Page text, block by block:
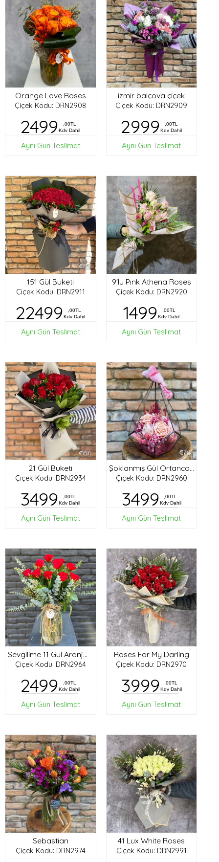
Orange Love Roses
Çiçek Kodu: DRN2908
2499
,00TL
Kdv Dahil
Aynı Gün Teslimat
izmir balçova çiçek
Çiçek Kodu: DRN2909
2999
,00TL
Kdv Dahil
Aynı Gün Teslimat
151 Gül Buketi
Çiçek Kodu: DRN2911
22499
,00TL
Kdv Dahil
Aynı Gün Teslimat
9'lu Pink Athena Roses
Çiçek Kodu: DRN2920
1499
,00TL
Kdv Dahil
Aynı Gün Teslimat
21 Gül Buketi
Çiçek Kodu: DRN2934
3499
,00TL
Kdv Dahil
Aynı Gün Teslimat
Şoklanmış Gül Ortanca Tasarım
Çiçek Kodu: DRN2960
3499
,00TL
Kdv Dahil
Aynı Gün Teslimat
Sevgilime 11 Gül Aranjman
Çiçek Kodu: DRN2964
2499
,00TL
Kdv Dahil
Aynı Gün Teslimat
Roses For My Darling
Çiçek Kodu: DRN2970
3999
,00TL
Kdv Dahil
Aynı Gün Teslimat
Sebastian
Çiçek Kodu: DRN2974
41 Lux White Roses
Çiçek Kodu: DRN2991